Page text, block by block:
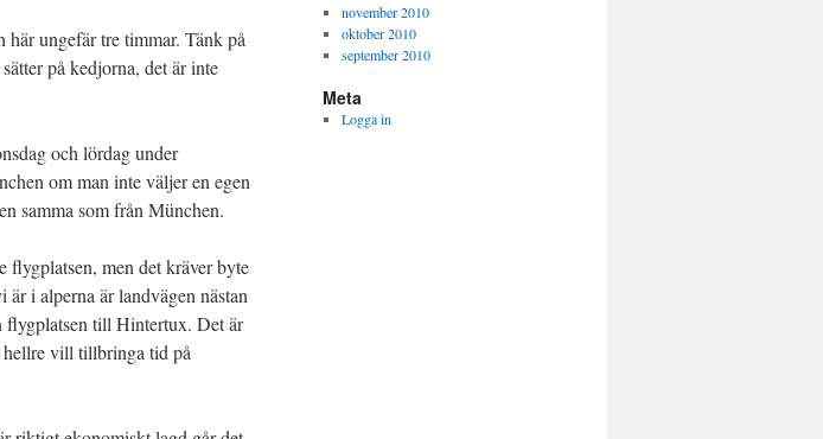
ungefär tre timmar. Tänk på
på kedjorna, det är inte
och lördag under
om man inte väljer en egen
samma som från München.
flygplatsen, men det kräver byte
i alperna är landvägen nästan
flygplatsen till Hintertux. Det är
hellre vill tillbringa tid på
november 2010
oktober 2010
september 2010
Meta
Logga in